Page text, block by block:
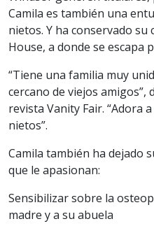
Camila es también una
nietos. Y ha conservado su
House, a donde se escapa
“Tiene una familia muy
cercano de viejos
revista Vanity Fair. “Adora
nietos”.
Camila también ha dejado
que le apasionan:
Sensibilizar sobre la
madre y a su abuela